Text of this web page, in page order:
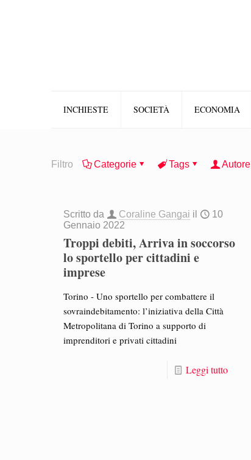
INCHIESTE SOCIETÀ ECONOMIA
Filtro Categorie Tags Autore
Scritto da Coraline Gangai il
10
Gennaio 2022
Troppi debiti, Arriva in soccorso
lo sportello per cittadini e
imprese
Torino - Uno sportello per combattere il
sovraindebitamento: l’iniziativa della Città
Metropolitana di Torino a supporto di
imprenditori e privati cittadini
Leggi tutto